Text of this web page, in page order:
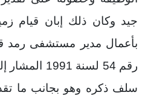
جيد وكان ذلك إبان قيام
بأعمال مدير مستشفى رمد
رقم 54 لسنة
سلف ذكره وهو بجانب ما